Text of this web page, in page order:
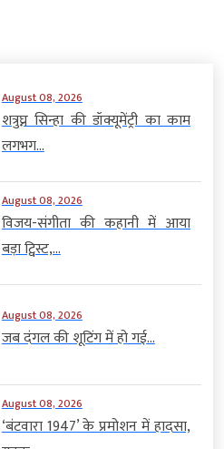
August 08, 2026
शत्रुघ्न सिन्हा की डॉक्यूमेंट्री का काम
लगभग...
August 08, 2026
विजय-संगीता की कहानी में आया
बड़ा ट्विस्ट,...
August 08, 2026
जब दंगल की शूटिंग में हो गई...
August 08, 2026
‘बंटवारा 1947’ के प्रमोशन में हादसा,